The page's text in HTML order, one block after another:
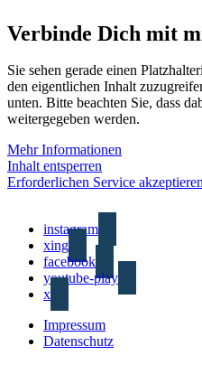
Verbinde Dich mit
Sie sehen gerade einen
den eigentlichen Inhalt
unten. Bitte beachten Sie, dass
weitergegeben werden.
Mehr Informationen
Inhalt entsperren
Erforderlichen Service
instagram
xing
facebook
youtube-play
x
Impressum
Datenschutz